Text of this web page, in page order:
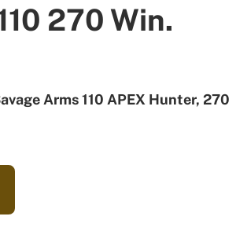
270 Win.
Arms 110 APEX Hunter, 270